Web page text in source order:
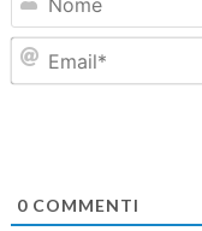
0COMMENTI